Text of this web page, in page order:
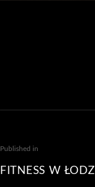
Published in
FITNESS W ŁODZI